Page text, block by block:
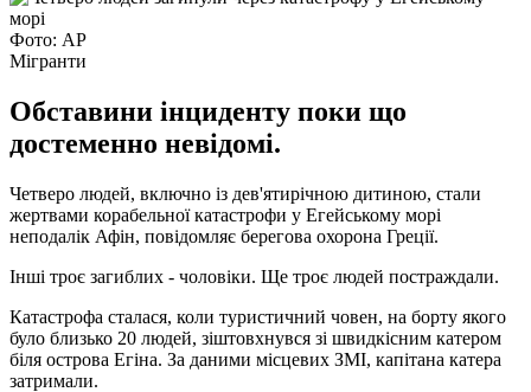
Фото: АР
Мігранти
Обставини інциденту поки що
достеменно невідомі.
Четверо людей, включно із дев'ятирічною дитиною, стали
жертвами корабельної катастрофи у Егейському морі
неподалік Афін, повідомляє берегова охорона Греції.
Інші троє загиблих - чоловіки. Ще троє людей постраждали.
Катастрофа сталася, коли туристичний човен, на борту якого
було близько 20 людей, зіштовхнувся зі швидкісним катером
біля острова Егіна. За даними місцевих ЗМІ, капітана катера
затримали.